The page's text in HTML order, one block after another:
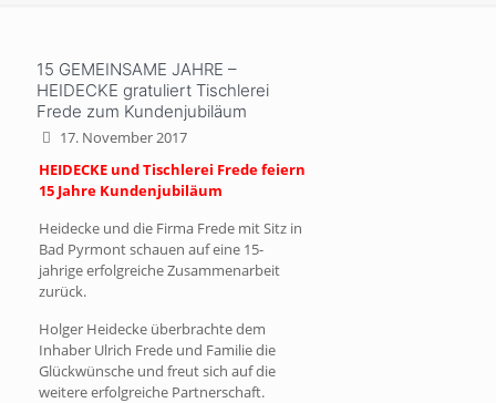
15 GEMEINSAME JAHRE –
HEIDECKE gratuliert Tischlerei
Frede zum Kundenjubiläum
17. November 2017
HEIDECKE und Tischlerei Frede feiern
15 Jahre Kundenjubiläum
Heidecke und die Firma Frede mit Sitz in
Bad Pyrmont schauen auf eine 15-
jahrige erfolgreiche Zusammenarbeit
zurück.
Holger Heidecke überbrachte dem
Inhaber Ulrich Frede und Familie die
Glückwünsche und freut sich auf die
weitere erfolgreiche Partnerschaft.